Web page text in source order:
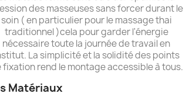
des masseuses sans forcer durant le
soin ( en particulier pour le massage thai
traditionnel )cela pour garder l'énergie
nécessaire toute la journée de travail en
La simplicité et la solidité des points
fixation rend le montage accessible à tous.
Matériaux